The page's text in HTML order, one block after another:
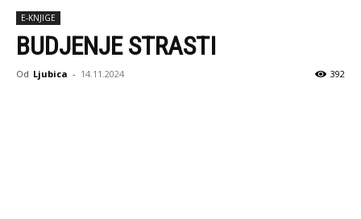
E-KNJIGE
BUDJENJE STRASTI
Od Ljubica - 14.11.2024 392